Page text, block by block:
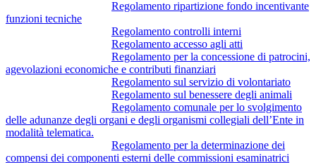
Regolamento ripartizione fondo incentivante
funzioni tecniche
Regolamento controlli interni
Regolamento accesso agli atti
Regolamento per la concessione di patrocini,
agevolazioni economiche e contributi finanziari
Regolamento sul servizio di volontariato
Regolamento sul benessere degli animali
Regolamento comunale per lo svolgimento
delle adunanze degli organi e degli organismi collegiali dell’Ente in
modalità telematica.
Regolamento per la determinazione dei
compensi dei componenti esterni delle commissioni esaminatrici